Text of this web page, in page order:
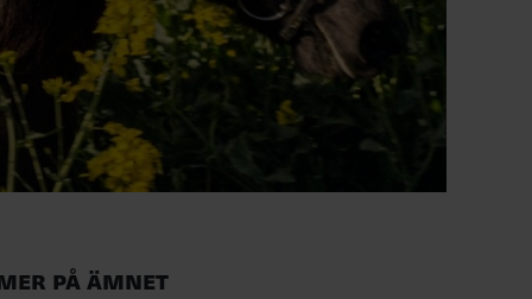
på ämnet